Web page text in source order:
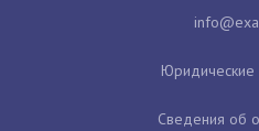
Юридические
Сведения об